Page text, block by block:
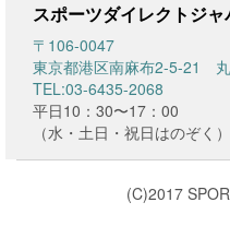
スポーツダイレクトジャ
〒106-0047
東京都港区南麻布2-5-21
TEL:03-6435-2068
平日10：30〜17：00
（水・土日・祝日はのぞく）
(C)2017